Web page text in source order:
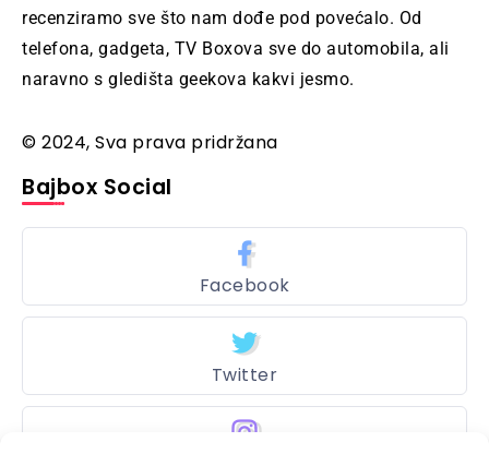
recenziramo sve što nam dođe pod povećalo. Od
telefona, gadgeta, TV Boxova sve do automobila, ali
naravno s gledišta geekova kakvi jesmo.
© 2024, Sva prava pridržana
Bajbox Social
Facebook
Twitter